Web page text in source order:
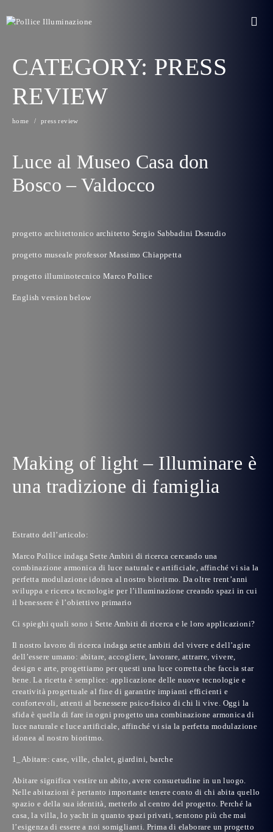
CATEGORY: PRESS
REVIEW
home press review
Luce al Museo Casa don
Bosco – Valdocco
progetto architettonico architetto Sergio Sabbadini Dsstudio
progetto museale professor Massimo Chiappetta
progetto illuminotecnico Marco Pollice
English version below
Making of light – Illuminare è
una tradizione di famiglia
Estratto dell’articolo:
Marco Pollice indaga Sette Ambiti di ricerca cercando una
combinazione armonica di luce naturale e artificiale, affinché vi sia la
perfetta modulazione idonea al nostro bioritmo. Da oltre trent’anni
sviluppa e ricerca tecnologie per l’illuminazione creando spazi in cui
il benessere è l’obiettivo primario
Ci spieghi quali sono i Sette Ambiti di ricerca e le loro applicazioni?
Il nostro lavoro di ricerca indaga sette ambiti del vivere e dell’agire
dell’essere umano: abitare, accogliere, lavorare, attrarre, vivere,
design e arte, progettiamo per questi una luce corretta che faccia star
bene. La ricetta è semplice: applicazione delle nuove tecnologie e
creatività progettuale al fine di garantire impianti efficienti e
confortevoli, attenti al benessere psico-fisico di chi li vive. Oggi la
sfida è quella di fare in ogni progetto una combinazione armonica di
luce naturale e luce artificiale, affinché vi sia la perfetta modulazione
idonea al nostro bioritmo.
1_Abitare: case, ville, chalet, giardini, barche
Abitare significa vestire un abito, avere consuetudine in un luogo.
Nelle abitazioni è pertanto importante tenere conto di chi abita quello
spazio e della sua identità, metterlo al centro del progetto. Perché la
casa, la villa, lo yacht in quanto spazi privati, sentono più che mai
l’esigenza di essere a noi somiglianti. Prima di elaborare un progetto